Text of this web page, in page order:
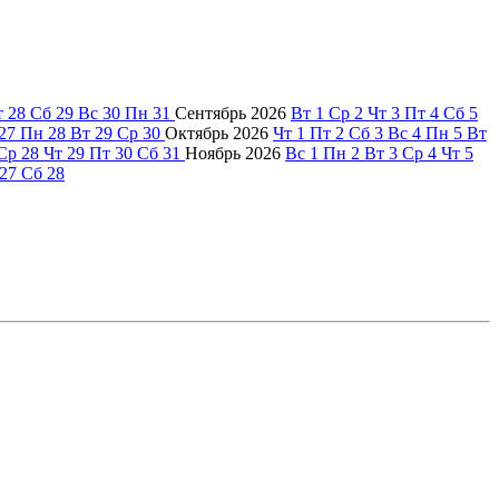
28 Сб 29 Вс 30 Пн 31 Сентябрь 2026 Вт 1 Ср 2 Чт 3 Пт 4 Сб 5
27 Пн 28 Вт 29 Ср 30 Октябрь 2026 Чт 1 Пт 2 Сб 3 Вс 4 Пн 5 Вт
28 Чт 29 Пт 30 Сб 31 Ноябрь 2026 Вс 1 Пн 2 Вт 3 Ср 4 Чт 5
27 Сб 28